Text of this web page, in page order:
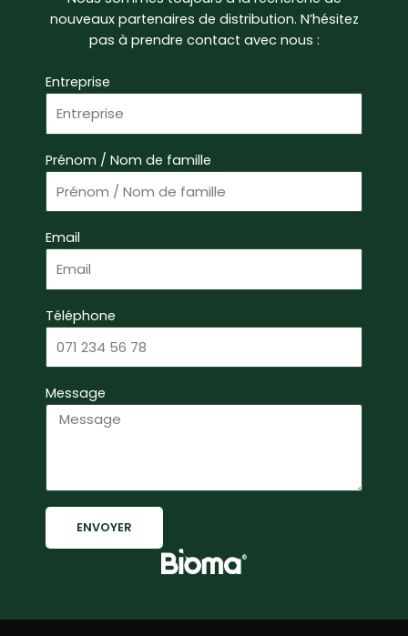
nouveaux partenaires de distribution. N’hésitez
pas à prendre contact avec nous :
Entreprise
Prénom / Nom de famille
Email
Téléphone
Message
ENVOYER